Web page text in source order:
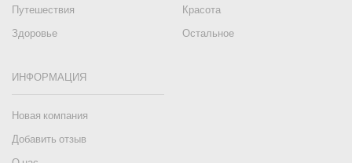
Путешествия
Красота
Здоровье
Остальное
ИНФОРМАЦИЯ
Новая компания
Добавить отзыв